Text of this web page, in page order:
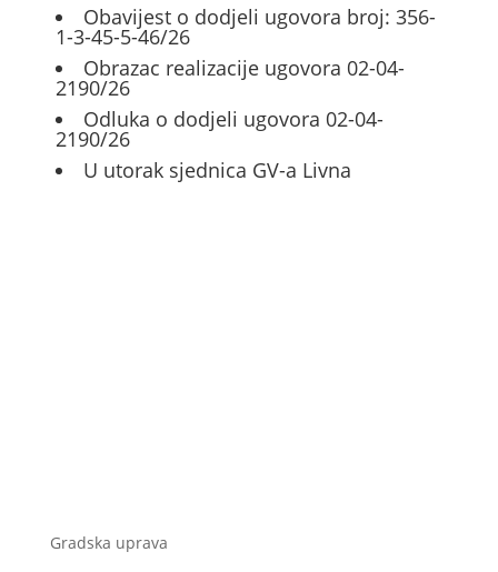
Obavijest o dodjeli ugovora broj: 356-
1-3-45-5-46/26
Obrazac realizacije ugovora 02-04-
2190/26
Odluka o dodjeli ugovora 02-04-
2190/26
U utorak sjednica GV-a Livna
Gradska uprava